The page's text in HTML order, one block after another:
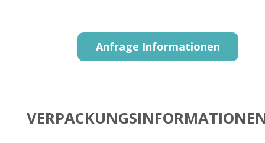
Anfrage Informationen